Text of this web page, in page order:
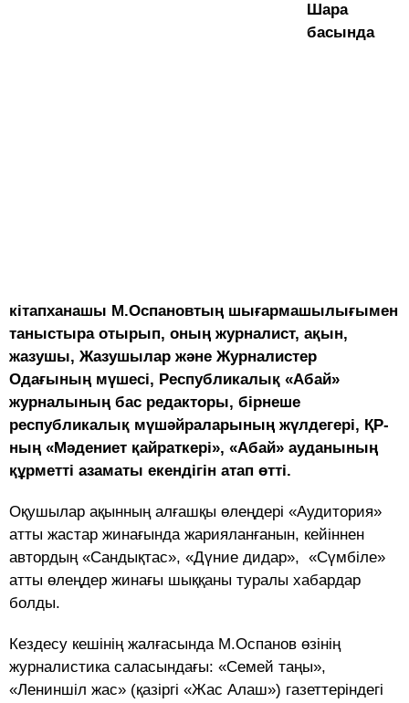
Шара
басында
кітапханашы М.Оспановтың шығармашылығымен
таныстыра отырып, оның журналист, ақын,
жазушы, Жазушылар және Журналистер
Одағының мүшесі, Республикалық «Абай»
журналының бас редакторы, бірнеше
республикалық мүшәйраларының жүлдегері, ҚР-
ның «Мәдениет қайраткері», «Абай» ауданының
құрметті азаматы екендігін атап өтті.
Оқушылар ақынның алғашқы өлеңдері «Аудитория»
атты жастар жинағында жарияланғанын, кейіннен
автордың «Сандықтас», «Дүние дидар», «Сүмбіле»
атты өлеңдер жинағы шыққаны туралы хабардар
болды.
Кездесу кешінің жалғасында М.Оспанов өзінің
журналистика саласындағы: «Семей таңы»,
«Лениншіл жас» (қазіргі «Жас Алаш») газеттеріндегі